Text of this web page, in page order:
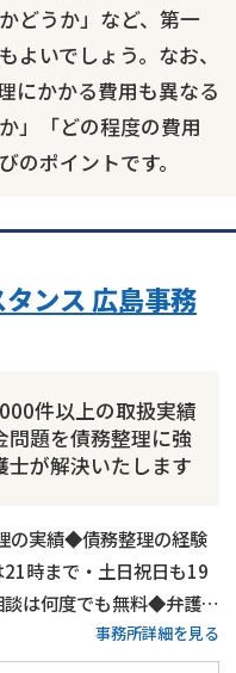
どうか」など、第一
よいでしょう。なお、
にかかる費用も異なる
」「どの程度の費用
のポイントです。
件以上の取扱実績
問題を債務整理に強
士が解決いたします
ンス 広島事務
の実績◆債務整理の経験
時まで・土日祝日も19
は何度でも無料◆弁護士
東駅」から徒歩1分
事務所詳細を見る